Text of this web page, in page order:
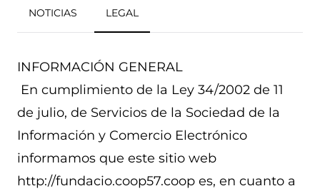
NOTICIAS LEGAL
INFORMACIÓN GENERAL
En cumplimiento de la Ley 34/2002 de 11
de julio, de Servicios de la Sociedad de la
Información y Comercio Electrónico
informamos que este sitio web
http://fundacio.coop57.coop es, en cuanto a